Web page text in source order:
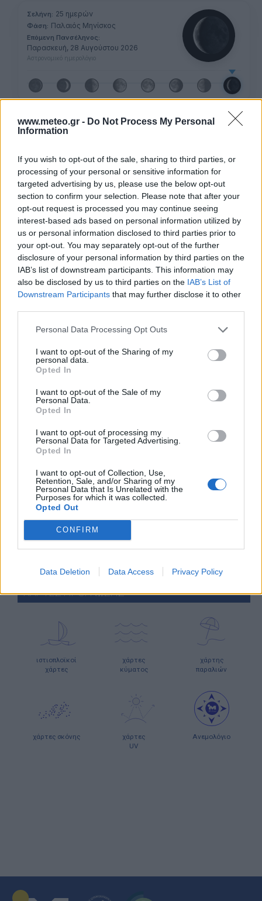
www.meteo.gr - Do Not Process My Personal
Information
If you wish to opt-out of the sale, sharing to third parties, or
processing of your personal or sensitive information for
targeted advertising by us, please use the below opt-out
section to confirm your selection. Please note that after your
opt-out request is processed you may continue seeing
interest-based ads based on personal information utilized by
us or personal information disclosed to third parties prior to
your opt-out. You may separately opt-out of the further
disclosure of your personal information by third parties on the
IAB’s list of downstream participants. This information may
also be disclosed by us to third parties on the IAB’s List of
Downstream Participants that may further disclose it to other
Personal Data Processing Opt Outs
I want to opt-out of the Sharing of my
personal data.
Opted In
I want to opt-out of the Sale of my
Personal Data.
Opted In
I want to opt-out of processing my
Personal Data for Targeted Advertising.
Opted In
I want to opt-out of Collection, Use,
Retention, Sale, and/or Sharing of my
Personal Data that Is Unrelated with the
Purposes for which it was collected.
Opted Out
CONFIRM
Data Deletion Data Access Privacy Policy
Σελήνη: 25 ημερών
Φάση: Παλαιός Μηνίσκος
Επόμενη Πανσέληνος:
Παρασκευή, 28 Αυγούστου 2026
Αστρονομικό ημερολόγιο
ΠΡΟΓΝΩΣΗ ΘΕΡΜΟΚΡΑΣΙΩΝ
ΜΕΤΣΟΒΟ 20°C
ΑΝΩΓΕΙΑ 20°C
ΦΛΩΡΙΝΑ 22°C
ΟΡΕΙΝΗ ΦΩΚΙΔΑ 22°C
ΜΑΥΡΟΠΗΓΗ ΚΟΖΑΝΗΣ 22°C
ΣΠΑΡΤΗ 34°C
ΣΠΕΤΣΕΣ
ΜΟΙΡΕΣ ΗΡΑΚΛΕΙΟΥ
ΚΑΡΔΑΜΥΛΗ 34°C
ΝΕΑΠΟΛΗ ΒΟΙΩΝ
Τα παραπάνω δεδομένα (ΧΑΜΗΛΟΤΕΡΕΣ/ΥΨΗΛΟΤΕΡΕΣ) αποτελούν προγνώσεις. Για
παρατηρήσεις (realtime) πατήστεεδώ
ΕΝΗΜΕΡΩΣΗ
δεδομένα
meteographics
Ο ΚΑΙΡΟΣ ΤΩΡΑ (LIVE)
μετεωρολογικοί
σταθμοί
χάρτες
ΧΑΡΤΕΣ ΠΡΟΓΝΩΣΗΣ
ιστιοπλοϊκοί
χάρτες
χάρτες
κύματος
χάρτης
παραλιών
χάρτες σκόνης
χάρτες
UV
Ανεμολόγιο